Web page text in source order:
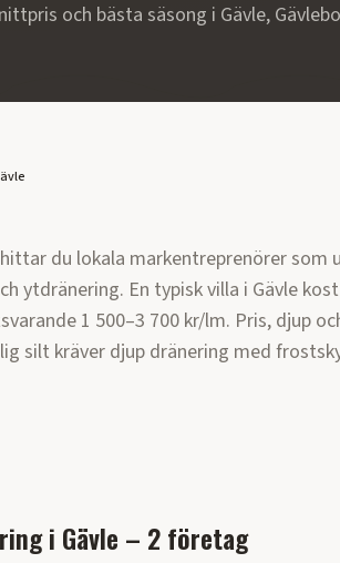
och bästa säsong i Gävle,
du lokala markentreprenörer som
ytdränering. En typisk villa i Gävle
1 500–3 700 kr/lm. Pris, djup
silt kräver djup dränering med
i Gävle – 2 företag